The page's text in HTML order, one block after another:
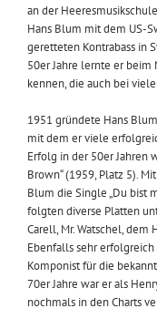
an der
Hans Blum mit dem US-
geretteten Kontrabass in
50er Jahre lernte er beim
kennen, die auch bei
1951 gründete Hans
mit dem er viele
Erfolg in der 50er Jahren
Brown“ (1959, Platz 5).
Blum die Single „Du bist
folgten diverse Platten
Carell, Mr. Watschel,
Ebenfalls sehr
Komponist für die
70er Jahre war er als
nochmals in den Charts